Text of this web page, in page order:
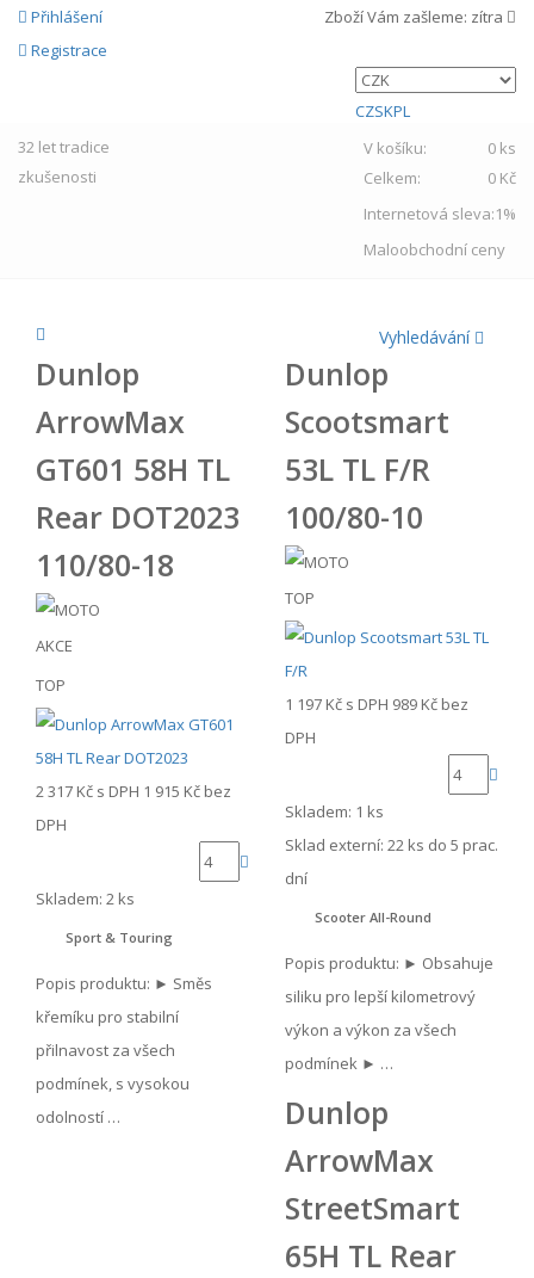
Přihlášení
Registrace
Zboží Vám zašleme: zítra
CZSKPL
32 lettradice
zkušenosti
V košíku:
0 ks
Celkem:
0 Kč
Internetová sleva:1%
Maloobchodní ceny
Vyhledávání
Dunlop
ArrowMax
GT601 58H TL
Rear DOT2023
110/80-18
AKCE
TOP
2 317 Kč s DPH 1 915 Kč bez
DPH
Skladem: 2 ks
Sport & Touring
Popis produktu: ► Směs
křemíku pro stabilní
přilnavost za všech
podmínek, s vysokou
odolností …
Dunlop
Scootsmart
53L TL F/R
100/80-10
TOP
1 197 Kč s DPH 989 Kč bez
DPH
Skladem: 1 ks
Sklad externí: 22 ks do 5 prac.
dní
Scooter All-Round
Popis produktu: ► Obsahuje
siliku pro lepší kilometrový
výkon a výkon za všech
podmínek ► …
Dunlop
ArrowMax
StreetSmart
65H TL Rear